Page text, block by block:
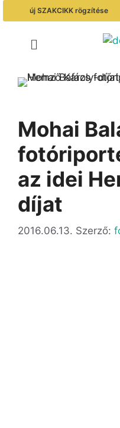
új SZAKCIKK rögzítése
Mohai
az idei
díjat
2016.06.13. Szerző: